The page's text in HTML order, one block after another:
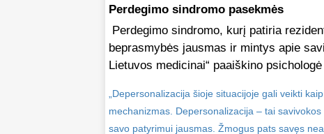
Perdegimo sindromo pasekmės
Perdegimo sindromo, kurį patiria
beprasmybės jausmas ir mintys apie
Lietuvos medicinai“ paaiškino
„Depersonalizacija šioje situacijoje gali veikti
mechanizmas. Depersonalizacija – tai
savo patyrimui jausmas. Žmogus pats savęs